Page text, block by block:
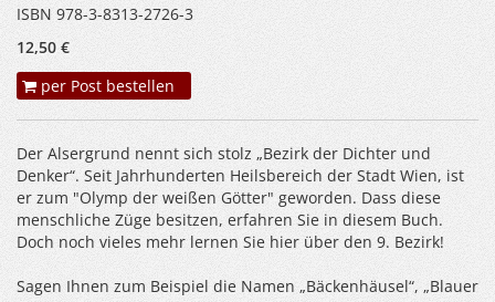
ISBN 978-3-8313-2726-3
12,50 €
per Post bestellen
Der Alsergrund nennt sich stolz „Bezirk der Dichter und
Denker“. Seit Jahrhunderten Heilsbereich der Stadt Wien, ist
er zum "Olymp der weißen Götter" geworden. Dass diese
menschliche Züge besitzen, erfahren Sie in diesem Buch.
Doch noch vieles mehr lernen Sie hier über den 9. Bezirk!
Sagen Ihnen zum Beispiel die Namen „Bäckenhäusel“, „Blauer